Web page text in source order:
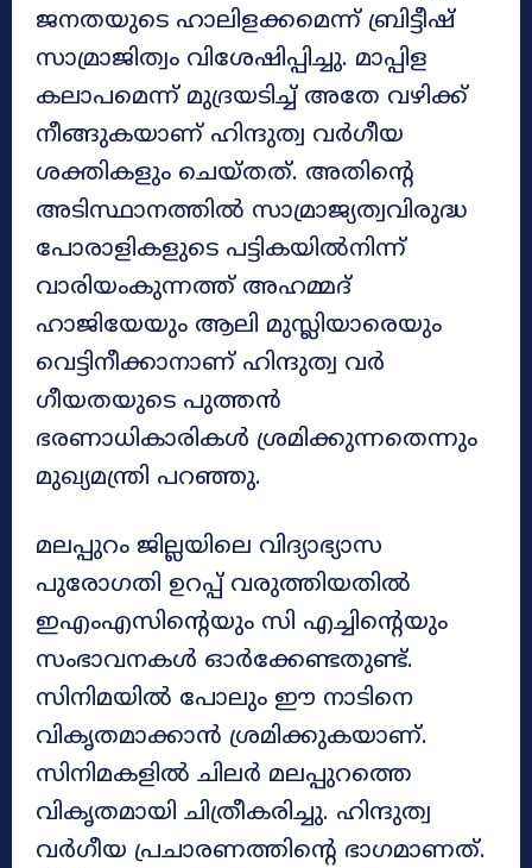
ജനതയുടെ ഹാലിളക്കമെന്ന് ബ്രിട്ടീഷ്
സാമ്രാജിത്വം വിശേഷിപ്പിച്ചു. മാപ്പിള
കലാപമെന്ന് മുദ്രയടിച്ച് അതേ വഴിക്ക്
നീങ്ങുകയാണ് ഹിന്ദുത്വ വര്‍ഗീയ
ശക്തികളും ചെയ്തത്. അതിന്റെ
അടിസ്ഥാനത്തില്‍ സാമ്രാജ്യത്വവിരുദ്ധ
പോരാളികളുടെ പട്ടികയിൽനിന്ന്
വാരിയംകുന്നത്ത് അഹമ്മദ്
ഹാജിയേയും ആലി മുസ്ലിയാരെയും
വെട്ടിനീക്കാനാണ് ഹിന്ദുത്വ വർ​
ഗീയതയുടെ പുത്തന്‍
ഭരണാധികാരികള്‍ ശ്രമിക്കുന്നതെന്നും
മുഖ്യമന്ത്രി പറഞ്ഞു.
മലപ്പുറം ജില്ലയിലെ വിദ്യാഭ്യാസ
പുരോഗതി ഉറപ്പ് വരുത്തിയതിൽ
ഇഎംഎസിന്റെയും സി എച്ചിന്റെയും
സംഭാവനകൾ ഓർക്കേണ്ടതുണ്ട്.
സിനിമയിൽ പോലും ഈ നാടിനെ
വികൃതമാക്കാൻ ശ്രമിക്കുകയാണ്.
സിനിമകളിൽ ചിലർ മലപ്പുറത്തെ
വികൃതമായി ചിത്രീകരിച്ചു. ഹിന്ദുത്വ
വർഗീയ പ്രചാരണത്തിന്റെ ഭാഗമാണത്.